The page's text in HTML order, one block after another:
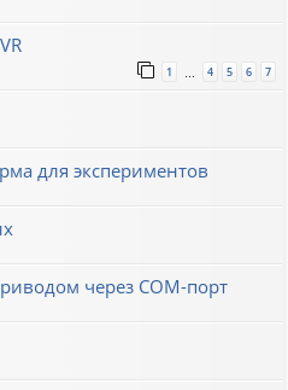
1 4 5 6 7
для экспериментов
через COM-порт